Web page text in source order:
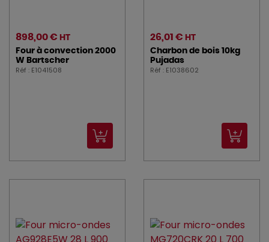
898,00 € HT
Four à convection 2000
W Bartscher
Réf : E1041508
26,01 € HT
Charbon de bois 10kg
Pujadas
Réf : E1038602